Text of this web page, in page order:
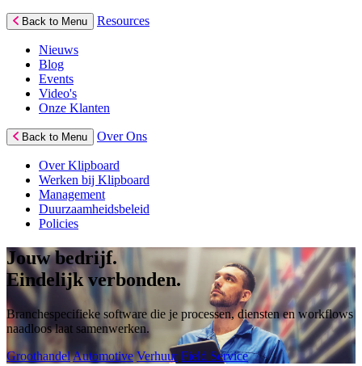
Back to Menu Resources
Nieuws
Blog
Events
Video's
Onze Klanten
Back to Menu Over Ons
Over Klipboard
Werken bij Klipboard
Management
Duurzaamheidsbeleid
Policies
Jouw bedrijf.
Eindelijk verbonden.
Branchespecifieke software die je processen, diensten en workflows
naadloos laat samenwerken.
GroothandelAutomotive Verhuur Field Service